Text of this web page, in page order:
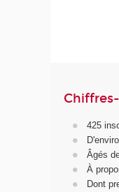
425
Âgés
À
Dont